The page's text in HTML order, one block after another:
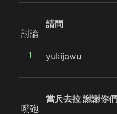
討論
1
請問
yukijawu
嘴砲
當兵去拉 謝謝你們